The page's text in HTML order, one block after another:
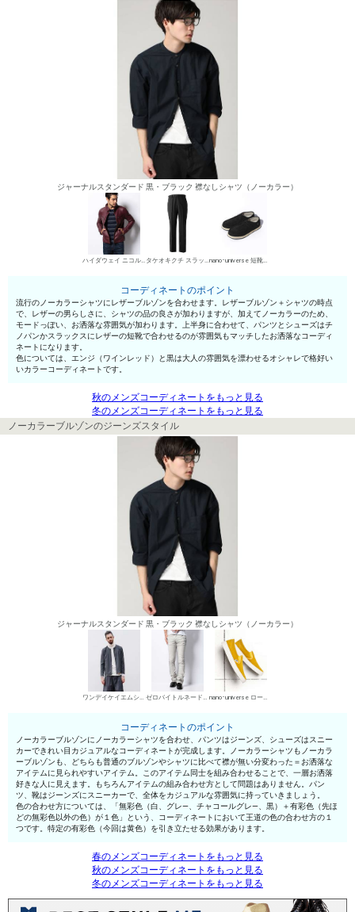
ジャーナルスタンダード 黒・ブラック 襟なしシャツ（ノーカラー）
ハイダウェイ ニコル レザーブルゾン タケオキクチ スラックス nano･universe 短靴・レザーシューズ
コーディネートのポイント
流行のノーカラーシャツにレザーブルゾンを合わせます。レザーブルゾン＋シャツの時点
で、レザーの男らしさに、シャツの品の良さが加わりますが、加えてノーカラーのため、
モードっぽい、お洒落な雰囲気が加わります。上半身に合わせて、パンツとシューズはチ
ノパンかスラックスにレザーの短靴で合わせるのが雰囲気もマッチしたお洒落なコーディ
ネートになります。
色については、エンジ（ワインレッド）と黒は大人の雰囲気を漂わせるオシャレで格好い
いカラーコーディネートです。
秋のメンズコーディネートをもっと見る
冬のメンズコーディネートをもっと見る
ノーカラーブルゾンのジーンズスタイル
ジャーナルスタンダード 黒・ブラック 襟なしシャツ（ノーカラー）
ワンデイケイエムシー ノーカラーブルゾン ゼロバイトルネードマート デニムパンツ・ジーンズ nano･universe ローカットスニーカー
コーディネートのポイント
ノーカラーブルゾンにノーカラーシャツを合わせ、パンツはジーンズ、シューズはスニー
カーできれい目カジュアルなコーディネートが完成します。ノーカラーシャツもノーカラ
ーブルゾンも、どちらも普通のブルゾンやシャツに比べて襟が無い分変わった＝お洒落な
アイテムに見られやすいアイテム。このアイテム同士を組み合わせることで、一層お洒落
好きな人に見えます。もちろんアイテムの組み合わせ方として問題はありません。パン
ツ、靴はジーンズにスニーカーで、全体をカジュアルな雰囲気に持っていきましょう。
色の合わせ方については、「無彩色（白、グレ—、チャコールグレ—、黒）＋有彩色（先ほ
どの無彩色以外の色）が１色」という、コーディネートにおいて王道の色の合わせ方の１
つです。特定の有彩色（今回は黄色）を引き立たせる効果があります。
春のメンズコーディネートをもっと見る
秋のメンズコーディネートをもっと見る
冬のメンズコーディネートをもっと見る